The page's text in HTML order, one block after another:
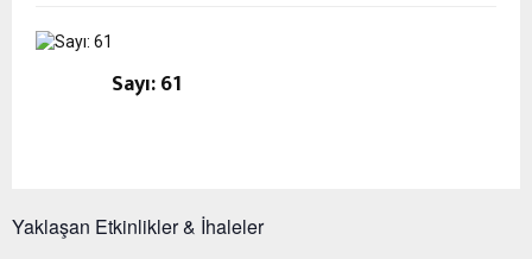
Sayı: 61
Yaklaşan Etkinlikler & İhaleler